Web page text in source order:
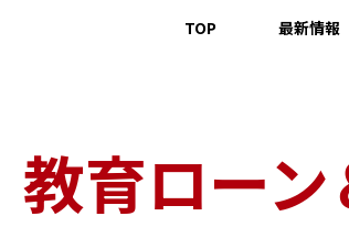
TOP 最新情報
教育ロー